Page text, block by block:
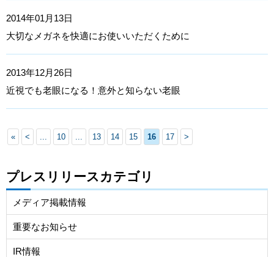
2014年01月13日
大切なメガネを快適にお使いいただくために
2013年12月26日
近視でも老眼になる！意外と知らない老眼
« < ... 10 ... 13 14 15 16 17 >
プレスリリースカテゴリ
メディア掲載情報
重要なお知らせ
IR情報